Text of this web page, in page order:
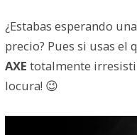
¿Estabas esperando
precio? Pues si usas el
AXE totalmente
locura! 😉